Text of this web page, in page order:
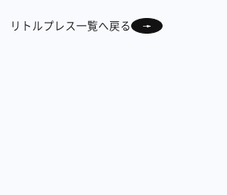
リトルプレス一覧へ戻る